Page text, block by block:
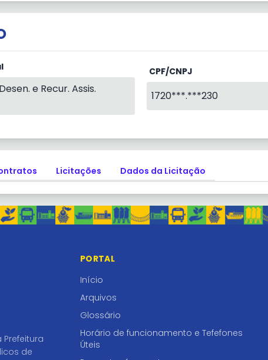
e Recur. Assis.
CPF/CNPJ
1720***.***230
Licitações Dados da Licitação
de
PORTAL
Início
Arquivos
Glossário
Horário de funcionamento e Tefefones
Úteis